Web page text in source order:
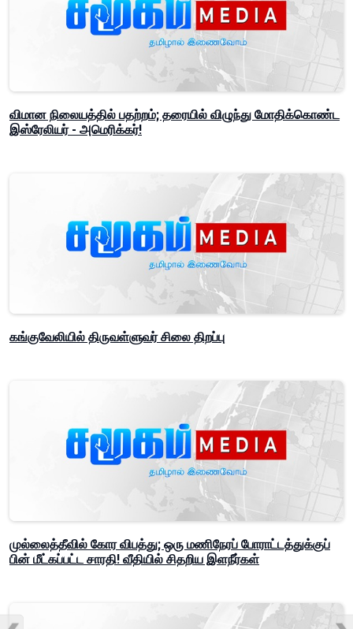
விமான நிலையத்தில் பதற்றம்; தரையில் விழுந்து மோதிக்கொண்ட
இஸ்ரேலியர் - அமெரிக்கர்!
கங்குவேலியில் திருவள்ளுவர் சிலை திறப்பு
முல்லைத்தீவில் கோர விபத்து; ஒரு மணிநேரப் போராட்டத்துக்குப்
பின் மீட்கப்பட்ட சாரதி! வீதியில் சிதறிய இளநீர்கள்